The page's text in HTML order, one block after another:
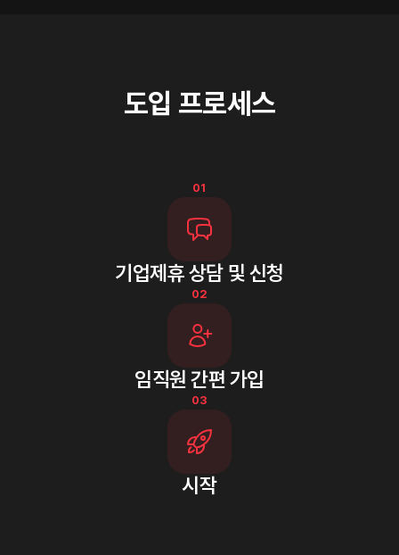
도입 프로세스
01
기업제휴 상담 및 신청
02
임직원 간편 가입
03
시작